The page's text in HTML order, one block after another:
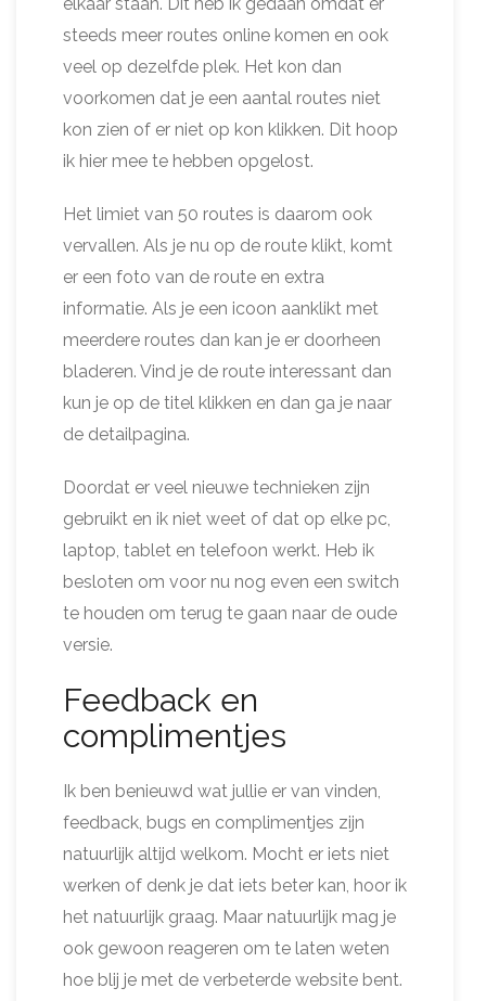
steeds meer routes online komen en ook
veel op dezelfde plek. Het kon dan
voorkomen dat je een aantal routes niet
kon zien of er niet op kon klikken. Dit hoop
ik hier mee te hebben opgelost.
Het limiet van 50 routes is daarom ook
vervallen. Als je nu op de route klikt, komt
er een foto van de route en extra
informatie. Als je een icoon aanklikt met
meerdere routes dan kan je er doorheen
bladeren. Vind je de route interessant dan
kun je op de titel klikken en dan ga je naar
de detailpagina.
Doordat er veel nieuwe technieken zijn
gebruikt en ik niet weet of dat op elke pc,
laptop, tablet en telefoon werkt. Heb ik
besloten om voor nu nog even een switch
te houden om terug te gaan naar de oude
versie.
Feedback en
complimentjes
Ik ben benieuwd wat jullie er van vinden,
feedback, bugs en complimentjes zijn
natuurlijk altijd welkom. Mocht er iets niet
werken of denk je dat iets beter kan, hoor ik
het natuurlijk graag. Maar natuurlijk mag je
ook gewoon reageren om te laten weten
hoe blij je met de verbeterde website bent.